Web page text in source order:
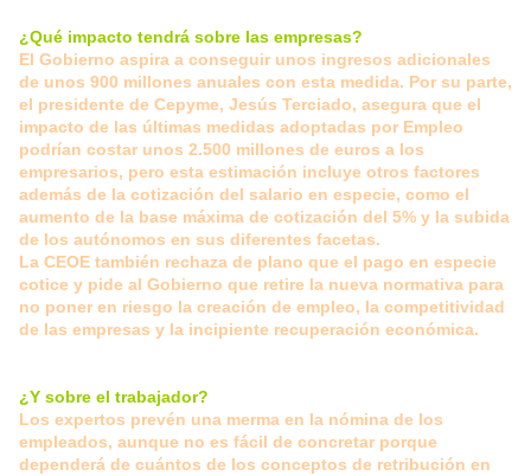
¿Qué impacto tendrá sobre las empresas?
El Gobierno aspira a conseguir unos ingresos adicionales
de unos 900 millones anuales con esta medida. Por su parte,
el presidente de Cepyme, Jesús Terciado, asegura que el
impacto de las últimas medidas adoptadas por Empleo
podrían costar unos 2.500 millones de euros a los
empresarios, pero esta estimación incluye otros factores
además de la cotización del salario en especie, como el
aumento de la base máxima de cotización del 5% y la subida
de los autónomos en sus diferentes facetas.
La CEOE también rechaza de plano que el pago en especie
cotice y pide al Gobierno que retire la nueva normativa para
no poner en riesgo la creación de empleo, la competitividad
de las empresas y la incipiente recuperación económica.
¿Y sobre el trabajador?
Los expertos prevén una merma en la nómina de los
empleados, aunque no es fácil de concretar porque
dependerá de cuántos de los conceptos de retribución en